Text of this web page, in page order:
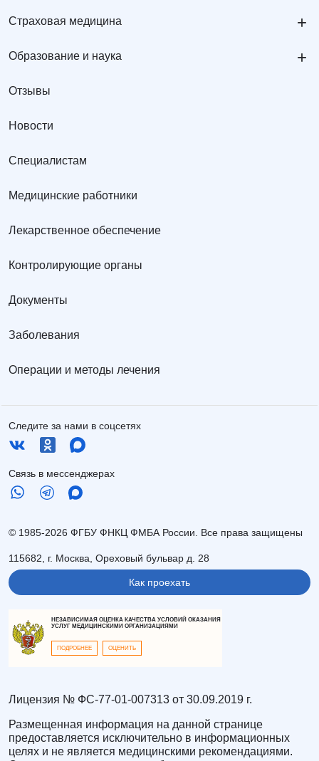
Страховая медицина +
Образование и наука +
Отзывы
Новости
Специалистам
Медицинские работники
Лекарственное обеспечение
Контролирующие органы
Документы
Заболевания
Операции и методы лечения
Следите за нами в соцсетях
Связь в мессенджерах
© 1985-2026 ФГБУ ФНКЦ ФМБА России. Все права защищены
115682, г. Москва, Ореховый бульвар д. 28
Как проехать
НЕЗАВИСИМАЯ ОЦЕНКА КАЧЕСТВА УСЛОВИЙ ОКАЗАНИЯ
УСЛУГ МЕДИЦИНСКИМИ ОРГАНИЗАЦИЯМИ
ПОДРОБНЕЕ ОЦЕНИТЬ
Лицензия № ФС-77-01-007313 от 30.09.2019 г.
Размещенная информация на данной странице
предоставляется исключительно в информационных
целях и не является медицинскими рекомендациями.